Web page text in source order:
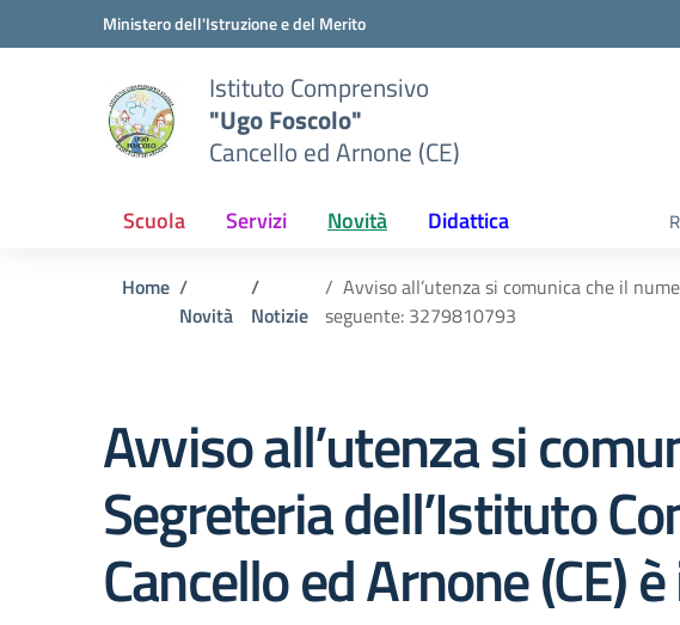
Vai ai contenuti
Vai al menu di navigazioneMinistero dell'Istruzione e del Merito
Istituto Comprensivo
"Ugo Foscolo"
Cancello ed Arnone (CE)
Scuola Servizi Novità Didattica
Home
Novità
Notizie
Avviso all’utenza si comunica che il
seguente: 3279810793
Avviso all’utenza si
Segreteria dell’Istituto
Cancello ed Arnone